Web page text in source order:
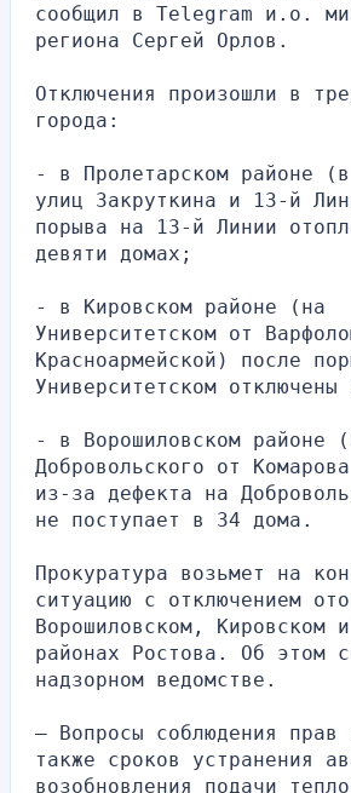
сообщил в Telegram и.о.
региона Сергей Орлов.
Отключения произошли в
города:
- в Пролетарском районе
улиц Закруткина и 13-й
порыва на 13-й Линии
девяти домах;
- в Кировском районе (на
Университетском от
Красноармейской) после
Университетском
- в Ворошиловском районе
Добровольского от
из-за дефекта на
не поступает в 34 дома.
Прокуратура возьмет на
ситуацию с отключением
Ворошиловском, Кировском
районах Ростова. Об этом
надзорном ведомстве.
– Вопросы соблюдения
также сроков устранения
возобновления подачи